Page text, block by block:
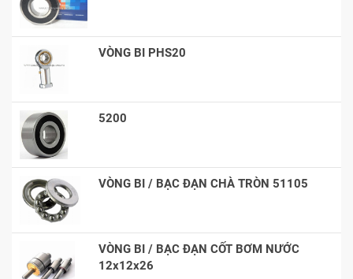
VÒNG BI PHS20
5200
VÒNG BI / BẠC ĐẠN CHÀ TRÒN 51105
VÒNG BI / BẠC ĐẠN CỐT BƠM NƯỚC
12x12x26